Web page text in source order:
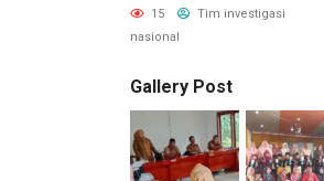
Karhutla, Kapolres
Kuansing Ajak Masyarakat
Dini
15
Tim investigasi
nasional
Gallery Post